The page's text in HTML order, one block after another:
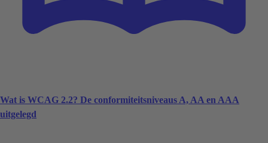
Wat is WCAG 2.2? De conformiteitsniveaus A, AA en AAA
uitgelegd